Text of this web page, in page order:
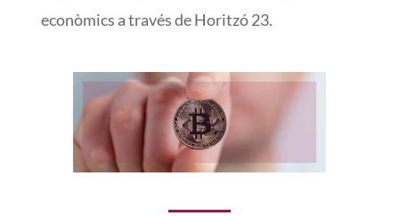
econòmics a través de Horitzó 23.